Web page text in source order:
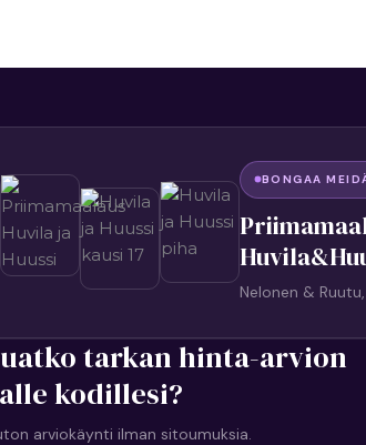
BONGAA
Nelonen &
tarkan hinta-arvion
kodillesi?
arviokäynti ilman sitoumuksia.